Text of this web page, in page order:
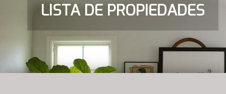
LISTA DE PROPIEDADES